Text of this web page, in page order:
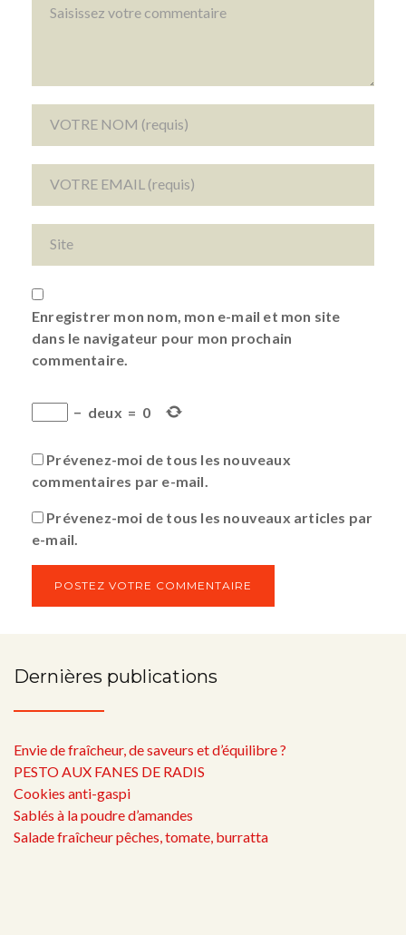
Enregistrer mon nom, mon e-mail et mon site
dans le navigateur pour mon prochain
commentaire.
− deux = 0
Prévenez-moi de tous les nouveaux
commentaires par e-mail.
Prévenez-moi de tous les nouveaux articles par
e-mail.
Dernières publications
Envie de fraîcheur, de saveurs et d’équilibre ?
PESTO AUX FANES DE RADIS
Cookies anti-gaspi
Sablés à la poudre d’amandes
Salade fraîcheur pêches, tomate, burratta